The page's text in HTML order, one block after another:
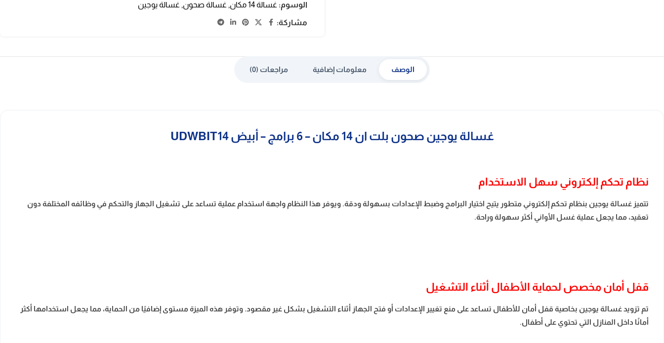
الوسوم: غسالة 14 مكان , غسالة صحون, غسالة يوجين
مشاركة:
الوصف معلومات إضافية مراجعات (0)
غسالة يوجين صحون بلت ان 14 مكان – 6 برامج – أبيض UDWBIT14
نظام تحكم إلكتروني سهل الاستخدام
تتميز غسالة يوجين بنظام تحكم إلكتروني متطور يتيح اختيار البرامج وضبط الإعدادات بسهولة ودقة. ويوفر هذا النظام واجهة استخدام عملية تساعد على تشغيل الجهاز والتحكم في وظائفه المختلفة دون
تعقيد، مما يجعل عملية غسل الأواني أكثر سهولة وراحة.
قفل أمان مخصص لحماية الأطفال أثناء التشغيل
تم تزويد غسالة يوجين بخاصية قفل أمان للأطفال تساعد على منع تغيير الإعدادات أو فتح الجهاز أثناء التشغيل بشكل غير مقصود. وتوفر هذه الميزة مستوى إضافيًا من الحماية، مما يجعل استخدامها أكثر
أمانًا داخل المنازل التي تحتوي على أطفال.